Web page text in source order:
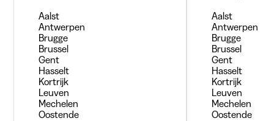
Aalst
Antwerpen
Brugge
Brussel
Gent
Hasselt
Kortrijk
Leuven
Mechelen
Oostende
Aalst
Antwerpen
Brugge
Brussel
Gent
Hasselt
Kortrijk
Leuven
Mechelen
Oostende